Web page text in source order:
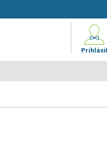
Prihlásit